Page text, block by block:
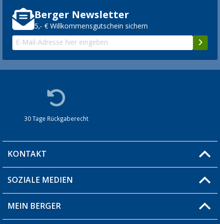
Berger Newsletter
5,- € Willkommensgutschein sichern
30 Tage Rückgaberecht
KONTAKT
Du hast eine Frage?
Filiale finden
SOZIALE MEDIEN
MEIN BERGER